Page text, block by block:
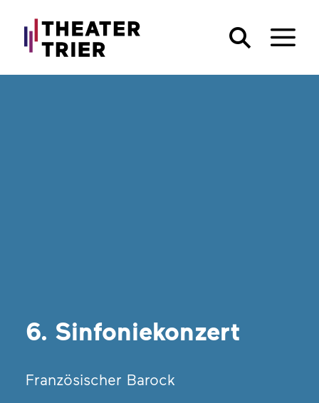
6. Sinfoniekonzert
Französischer Barock